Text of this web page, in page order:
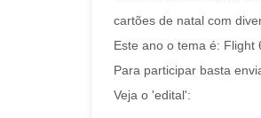
cartões de natal com
Este ano o tema é: Flight
Para participar basta
Veja o 'edital':